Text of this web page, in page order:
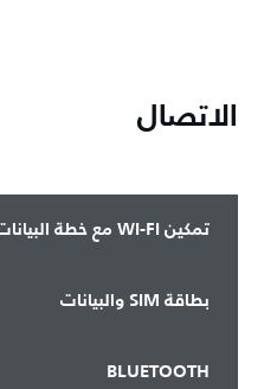
الاتصال
تمكين WI-FI مع خطة البيانات
بطاقة SIM والبيانات
BLUETOOTH